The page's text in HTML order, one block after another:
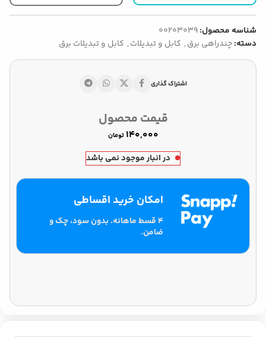
شناسه محصول:00203039
دسته:چندراهی برق, کابل و تبدیلات, کابل و تبدیلات برق
اشتراک گذاری
قیمت محصول
تومان
در انبار موجود نمی باشد
امکان خرید اقساطی
۴ قسط ماهانه. بدون سود، چک و
ضامن.